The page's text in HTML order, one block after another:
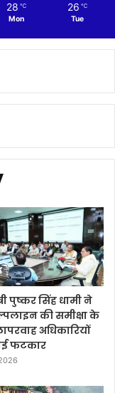
28 ℃
Mon
26 ℃
Tue
पुष्कर सिंह धामी ने
की समीक्षा के
अधिकारियों
फटकार